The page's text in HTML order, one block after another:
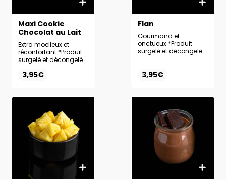
Maxi Cookie
Chocolat au Lait
Extra moelleux et
réconfortant *Produit
surgelé et décongelé
3,95€
Flan
Gourmand et
onctueux *Produit
surgelé et décongelé
3,95€